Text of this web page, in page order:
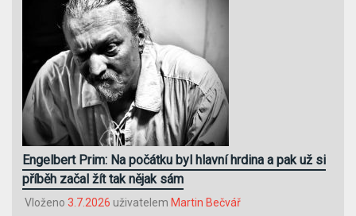
Engelbert Prim: Na počátku byl hlavní hrdina a pak už si
příběh začal žít tak nějak sám
Vloženo 3.7.2026 uživatelem Martin Bečvář